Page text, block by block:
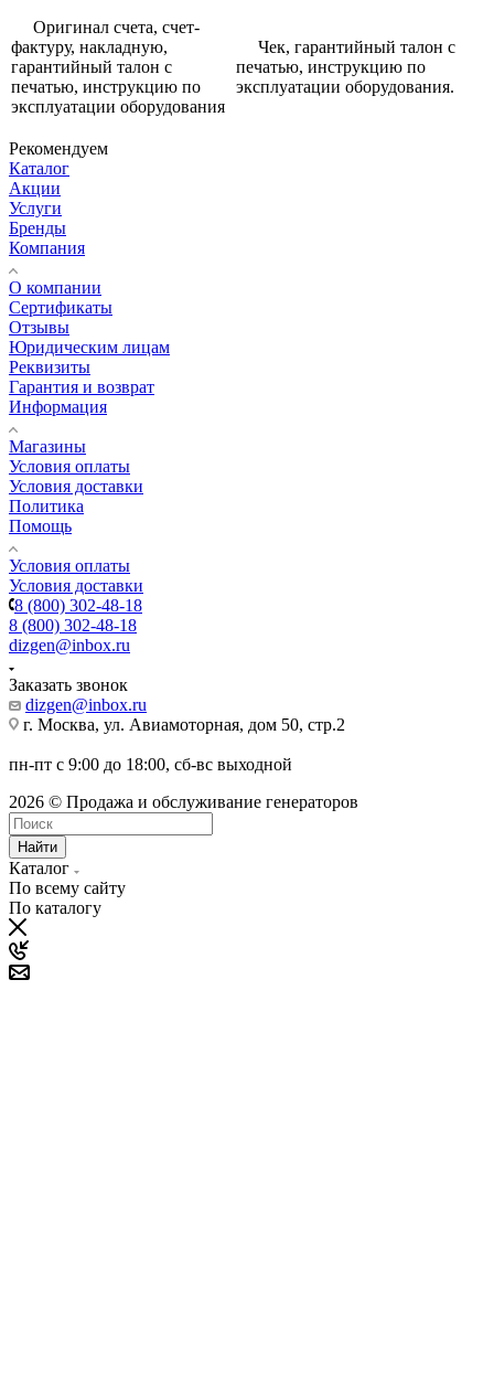
Оригинал счета, счет-
фактуру, накладную,
гарантийный талон с
печатью, инструкцию по
эксплуатации оборудования
Чек, гарантийный талон с
печатью, инструкцию по
эксплуатации оборудования.
Рекомендуем
Каталог
Акции
Услуги
Бренды
Компания
О компании
Сертификаты
Отзывы
Юридическим лицам
Реквизиты
Гарантия и возврат
Информация
Магазины
Условия оплаты
Условия доставки
Политика
Помощь
Условия оплаты
Условия доставки
8 (800) 302-48-18
8 (800) 302-48-18
dizgen@inbox.ru
Заказать звонок
dizgen@inbox.ru
г. Москва, ул. Авиамоторная, дом 50, стр.2
пн-пт с 9:00 до 18:00, сб-вс выходной
2026 © Продажа и обслуживание генераторов
Найти
Каталог
По всему сайту
По каталогу